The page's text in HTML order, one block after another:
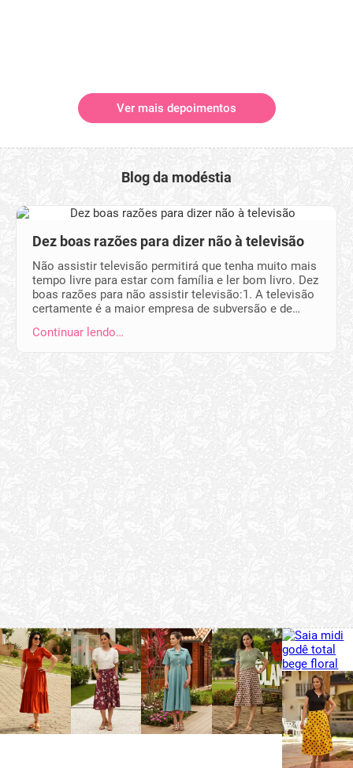
Ver mais depoimentos
Blog da modéstia
Dez boas razões para dizer não à televisão
Não assistir televisão permitirá que tenha muito mais
tempo livre para estar com família e ler bom livro. Dez
boas razões para não assistir televisão:1. A televisão
certamente é a maior empresa de subversão e de…
Continuar lendo…